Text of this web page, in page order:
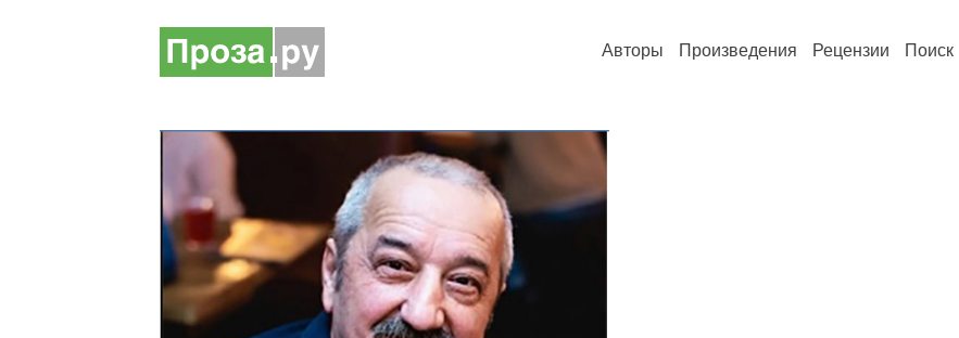
Авторы Произведения Рецензии Поиск